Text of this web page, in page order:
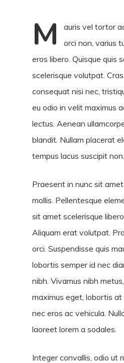
M
auris vel tortor
orci non, varius
eros libero. Quisque quis
scelerisque volutpat.
consequat nisi nec,
eu odio in velit maximus
lectus. Aenean
blandit. Nullam placerat
tempus lacus suscipit non.
Praesent in nunc sit
mollis. Pellentesque
sit amet scelerisque
Aliquam erat volutpat.
orci. Suspendisse quis
lobortis semper id nec
nibh. Vivamus nibh
maximus eget, lobortis at
nec eros ac vehicula.
laoreet lorem a sodales.
Integer convallis, odio ut